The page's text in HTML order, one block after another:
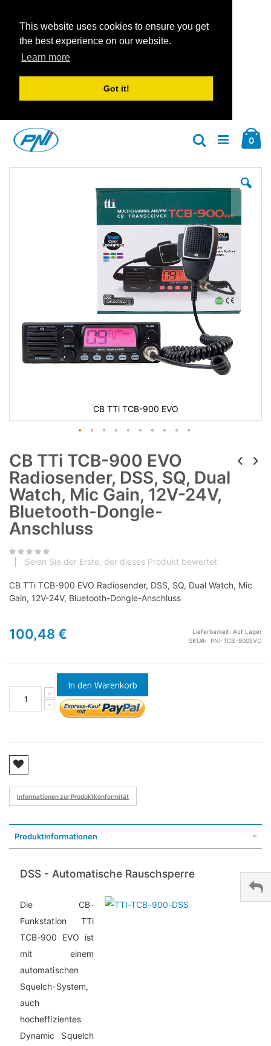
This website uses cookies to ensure you get
the best experience on our website.
Learn more
Got it!
Inhalt
springen
0
Suche
CB TTi TCB-900 EVO
CB TTi TCB-900 EVO
Radiosender, DSS, SQ, Dual
Watch, Mic Gain, 12V-24V,
Bluetooth-Dongle-
Anschluss
Seien Sie der Erste, der dieses Produkt bewertet
CB TTi TCB-900 EVO Radiosender, DSS, SQ, Dual Watch, Mic
Gain, 12V-24V, Bluetooth-Dongle-Anschluss
100,48 € Lieferbarkeit: Auf Lager
SKU
PNI-TCB-900EVO
In den Warenkorb
Informationen zur Produktkonformität
Produktinformationen
DSS - Automatische Rauschsperre
Die CB-
Funkstation TTi
TCB-900 EVO ist
mit einem
automatischen
Squelch-System,
auch
hocheffizientes
Dynamic Squelch